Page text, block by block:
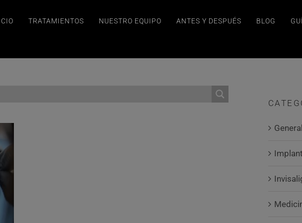
TRATAMIENTOS NUESTRO EQUIPO ANTES Y DESPUÉS BLOG